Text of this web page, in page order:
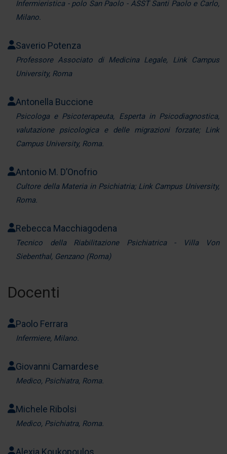
Infermieristica - polo San Paolo - ASST Santi Paolo e Carlo,
Milano.
Saverio Potenza
Professore Associato di Medicina Legale, Link Campus
University, Roma
Antonella Buccione
Psicologa e Psicoterapeuta, Esperta in Psicodiagnostica,
valutazione psicologica e delle migrazioni forzate; Link
Campus University, Roma.
Antonio M. D’Onofrio
Cultore della Materia in Psichiatria; Link Campus University,
Roma.
Rebecca Macchiagodena
Tecnico della Riabilitazione Psichiatrica - Villa Von
Siebenthal, Genzano (Roma)
Docenti
Paolo Ferrara
Infermiere, Milano.
Giovanni Camardese
Medico, Psichiatra, Roma.
Michele Ribolsi
Medico, Psichiatra, Roma.
Alexia Koukopoulos